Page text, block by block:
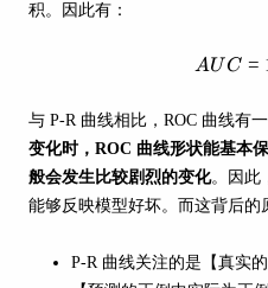
积。因此有：
AUC =
与 P-R 曲线相比，ROC 曲线有一
变化时，ROC 曲线形状能基本
般会发生比较剧烈的变化。因此
能够反映模型好坏。而这背后的
P-R 曲线关注的是【真实